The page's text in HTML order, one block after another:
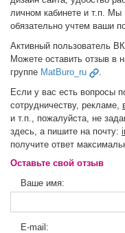
личном кабинете и т.п. Мы
обязательно учтем ваши
Активный пользователь
Можете оставить отзыв в
группе MatBuro_ru
.
Если у вас есть вопросы
сотрудничеству, рекламе,
и т.п., пожалуйста, не
здесь, а пишите на почту:
получите ответ
Оставьте свой отзыв
Ваше имя:
E-mail: